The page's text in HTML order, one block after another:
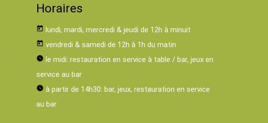
Horaires
today lundi, mardi, mercredi & jeudi de 12h à minuit
today vendredi & samedi de 12h à 1h du matin
watch_later le midi: restauration en service à table / bar, jeux en
service au bar
watch_later à partir de 14h30: bar, jeux, restauration en service
au bar